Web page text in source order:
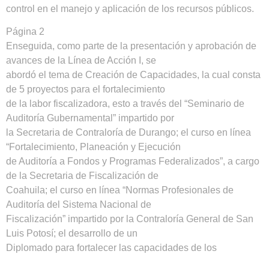
control en el manejo y aplicación de los recursos públicos.
Página 2
Enseguida, como parte de la presentación y aprobación de
avances de la Línea de Acción I, se
abordó el tema de Creación de Capacidades, la cual consta
de 5 proyectos para el fortalecimiento
de la labor fiscalizadora, esto a través del “Seminario de
Auditoría Gubernamental” impartido por
la Secretaria de Contraloría de Durango; el curso en línea
“Fortalecimiento, Planeación y Ejecución
de Auditoría a Fondos y Programas Federalizados”, a cargo
de la Secretaria de Fiscalización de
Coahuila; el curso en línea “Normas Profesionales de
Auditoría del Sistema Nacional de
Fiscalización” impartido por la Contraloría General de San
Luis Potosí; el desarrollo de un
Diplomado para fortalecer las capacidades de los